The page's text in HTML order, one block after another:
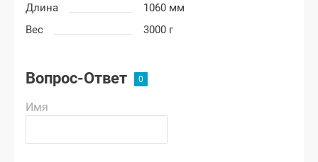
Длина
1060 мм
Вес
3000 г
Вопрос-Ответ
Имя